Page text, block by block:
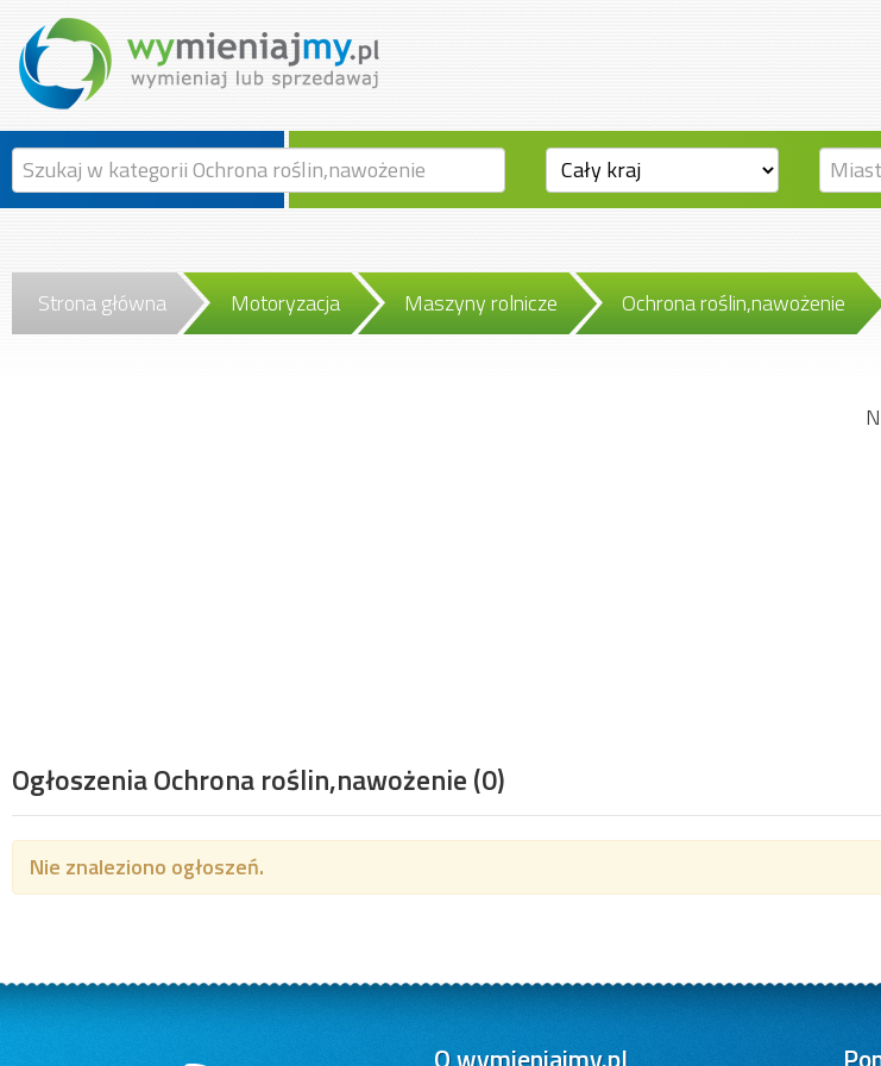
Strona główna Motoryzacja Maszyny rolnicze Ochrona roślin,nawożenie
Ogłoszenia Ochrona roślin,nawożenie(0)
Nie znaleziono ogłoszeń.